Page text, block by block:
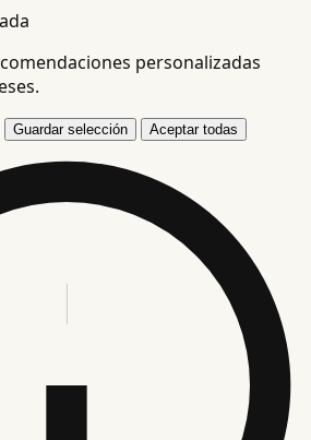
personalizadas
Guardar selección Aceptar todas